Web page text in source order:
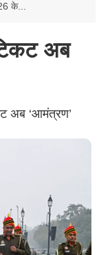
के...
अब
अब ‘आमंत्रण’